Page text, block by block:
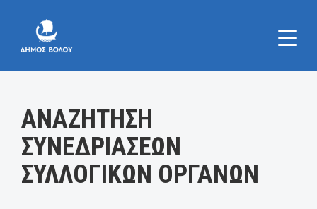
ΑΝΑΖΗΤΗΣΗ
ΣΥΝΕΔΡΙΑΣΕΩΝ
ΣΥΛΛΟΓΙΚΩΝ ΟΡΓΑΝΩΝ